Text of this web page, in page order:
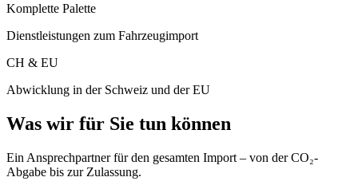
Komplette Palette
Dienstleistungen zum Fahrzeugimport
CH & EU
Abwicklung in der Schweiz und der EU
Was wir für Sie tun können
Ein Ansprechpartner für den gesamten Import – von der CO₂-
Abgabe bis zur Zulassung.